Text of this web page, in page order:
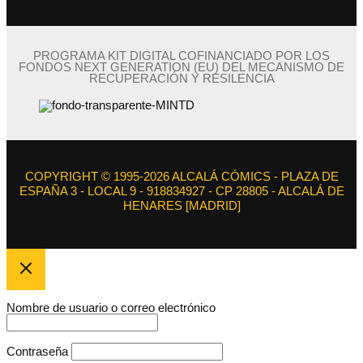
PROGRAMA KIT DIGITAL COFINANCIADO POR LOS
FONDOS NEXT GENERATION (EU) DEL MECANISMO DE
RECUPERACIÓN Y RESILENCIA
COPYRIGHT © 1995-2026 ALCALÁ CÓMICS - PLAZA DE
ESPAÑA 3 - LOCAL 9 - 918834927 - CP 28805 - ALCALÁ DE
HENARES [MADRID]
Nombre de usuario o correo electrónico
Contraseña